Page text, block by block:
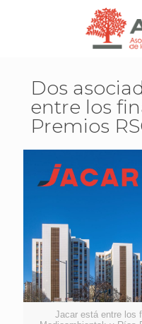
Dos
entre los
Premios
Jacar está entre los